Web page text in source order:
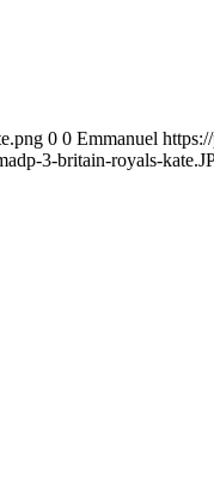
0 0 Emmanuel
3-britain-royals-